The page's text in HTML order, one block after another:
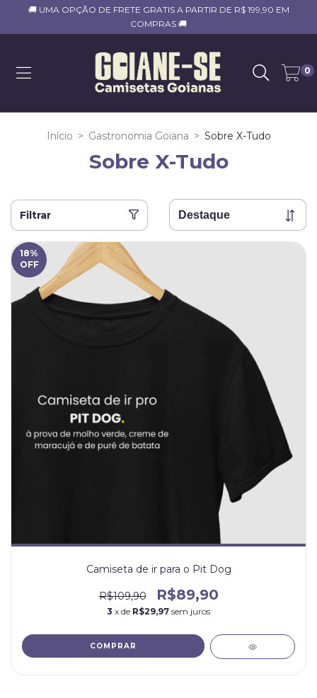
🚚 UMA OPÇÃO DE FRETE GRATIS A PARTIR DE R$ 199,90 EM
COMPRAS 🚚
0
Início > Gastronomia Goiana > Sobre X-Tudo
Sobre X-Tudo
Filtrar
18%
OFF
Camiseta de ir para o Pit Dog
R$109,90 R$89,90
3 x de R$29,97 sem juros
COMPRAR